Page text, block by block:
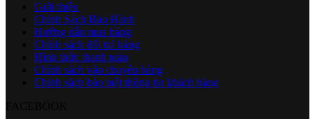
Giới thiệu
Chính Sách Bảo Hành
Hướng dẫn mua hàng
Chính sách đổi trả hàng
Hình thức thanh toán
Chính sách vận chuyển hàng
Chính sách bảo mật thông tin khách hàng